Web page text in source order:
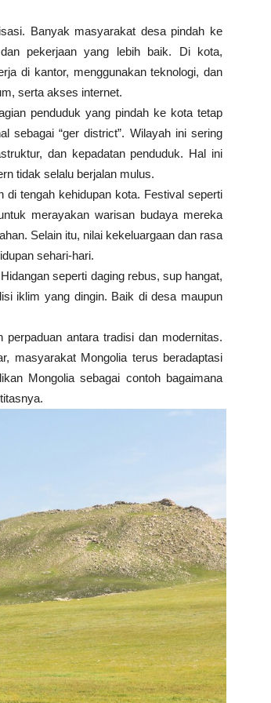
Banyak masyarakat desa pindah ke
pekerjaan yang lebih baik. Di kota,
di kantor, menggunakan teknologi, dan
serta akses internet.
penduduk yang pindah ke kota tetap
sebagai “ger district”. Wilayah ini sering
dan kepadatan penduduk. Hal ini
tidak selalu berjalan mulus.
di tengah kehidupan kota. Festival seperti
merayakan warisan budaya mereka
Selain itu, nilai kekeluargaan dan rasa
sehari-hari.
seperti daging rebus, sup hangat,
iklim yang dingin. Baik di desa maupun
antara tradisi dan modernitas.
masyarakat Mongolia terus beradaptasi
Mongolia sebagai contoh bagaimana